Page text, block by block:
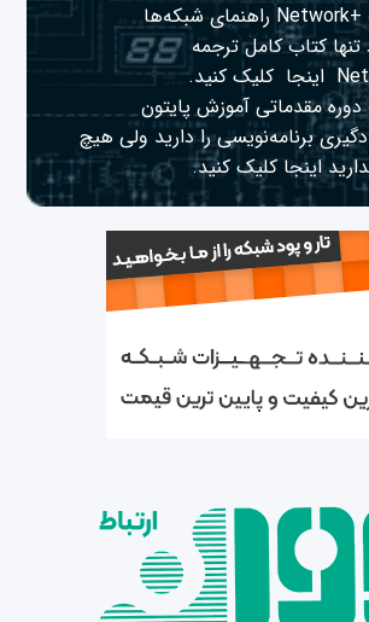
+Network راهنمای شبکه‌ها
تنها کتاب کامل ترجمه
اینجا کلیک کنید.
دوره مقدماتی آموزش پایتون
برنامه‌نویسی را دارید ولی هیچ
اینجا کلیک کنید.